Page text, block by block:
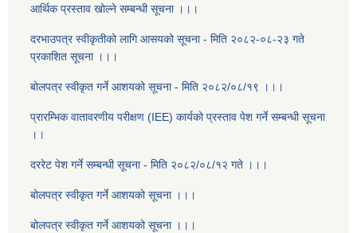
आर्थिक प्रस्ताव खोल्ने सम्बन्धी सूचना ।।।
दरभाउपत्र स्वीकृतीको लागि आसयको सूचना - मिति २०८२-०८-२३ गते
प्रकाशित सूचना ।।।
बोलपत्र स्वीकृत गर्ने आशयको सूचना - मिति २०८२/०८/१९ ।।।
प्रारम्भिक वातावरणीय परीक्षण (IEE) कार्यको प्रस्ताव पेश गर्ने सम्बन्धी सूचना
।।
दररेट पेश गर्ने सम्बन्धी सूचना - मिति २०८२/०८/१२ गते ।।।
बोलपत्र स्वीकृत गर्ने आशयको सूचना ।।।
बोलपत्र स्वीकृत गर्ने आशयको सूचना ।।।